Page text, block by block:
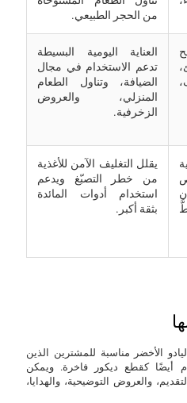
من الحجر الطبيعي.
العناية اليومية البسيطة
تدعم الاستخدام في مجال
الضيافة، وتناول الطعام
المنزلي، والعروض
الزخرفية.
يقلل التغليف الآمن للأغذية
من خطر التصبّغ ويدعم
استخدام أدوات المائدة
بثقة أكبر.
الأخضر مناسبة للمشترين الذين
أيضًا كقطع ديكور فاخرة. ويمكن
والعروض التوضيحية، والهدايا،